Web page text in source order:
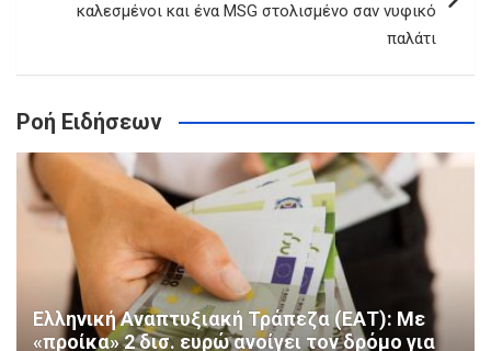
καλεσμένοι και ένα MSG στολισμένο σαν νυφικό
παλάτι
Ροή Ειδήσεων
Ελληνική Αναπτυξιακή Τράπεζα (ΕΑΤ): Με
«προίκα» 2 δισ. ευρώ ανοίγει τον δρόμο για